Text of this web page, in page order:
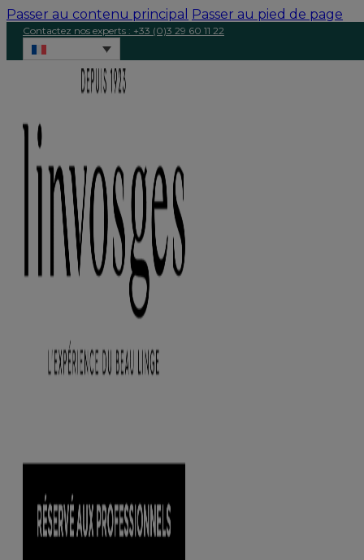
Passer au contenu principal Passer au pied de page
Contactez nos experts : +33 (0)3 29 60 11 22